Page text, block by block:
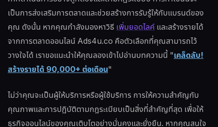
เป็นการส่งเสริมการตลาดและช่วยสร้างการรับรู้ให้กับแบรนด์ของ
คุณ ดังนั้น หากคุณกำลังมองหาวิธี เพิ่มยอดไลค์ และสร้างรายได้
จากการตลาดออนไลน์ Ads4u.co คือตัวเลือกที่คุณสามารถไว้
วางใจได้ เราขอแนะนำให้คุณลองเข้าไปอ่านบทความนี้ "เคล็ดลับ!
สร้างรายได้ 90,000+ ต่อเดือน"
ไม่ว่าคุณจะเป็นผู้ให้บริการหรือผู้ใช้บริการ การให้ความสำคัญกับ
คุณภาพและการปฏิบัติตามกฎระเบียบเป็นสิ่งที่สำคัญที่สุด เพื่อให้
ธุรกิจออนไลน์ของคุณเติบโตอย่างมั่นคงและยั่งยืน. หากคุณสนใจ